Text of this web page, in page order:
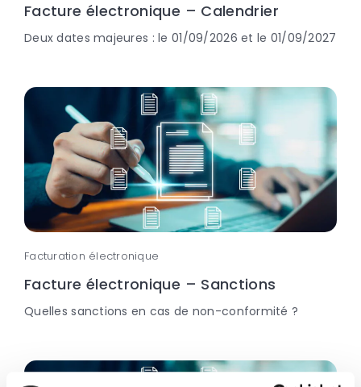
Facture électronique – Calendrier
Deux dates majeures : le 01/09/2026 et le 01/09/2027
Facturation électronique
Facture électronique – Sanctions
Quelles sanctions en cas de non-conformité ?